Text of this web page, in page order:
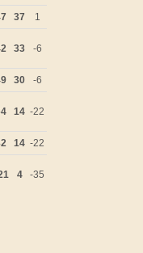
37 1
33 -6
30 -6
14 -22
14 -22
4 -35